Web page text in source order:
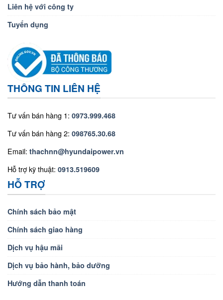
Liên hệ với công ty
Tuyển dụng
THÔNG TIN LIÊN HỆ
Tư vấn bán hàng 1: 0973.999.468
Tư vấn bán hàng 2: 098765.30.68
Email: thachnn@hyundaipower.vn
Hỗ trợ kỹ thuật: 0913.519609
HỖ TRỢ
Chính sách bảo mật
Chính sách giao hàng
Dịch vụ hậu mãi
Dịch vụ bảo hành, bảo dưỡng
Hướng dẫn thanh toán